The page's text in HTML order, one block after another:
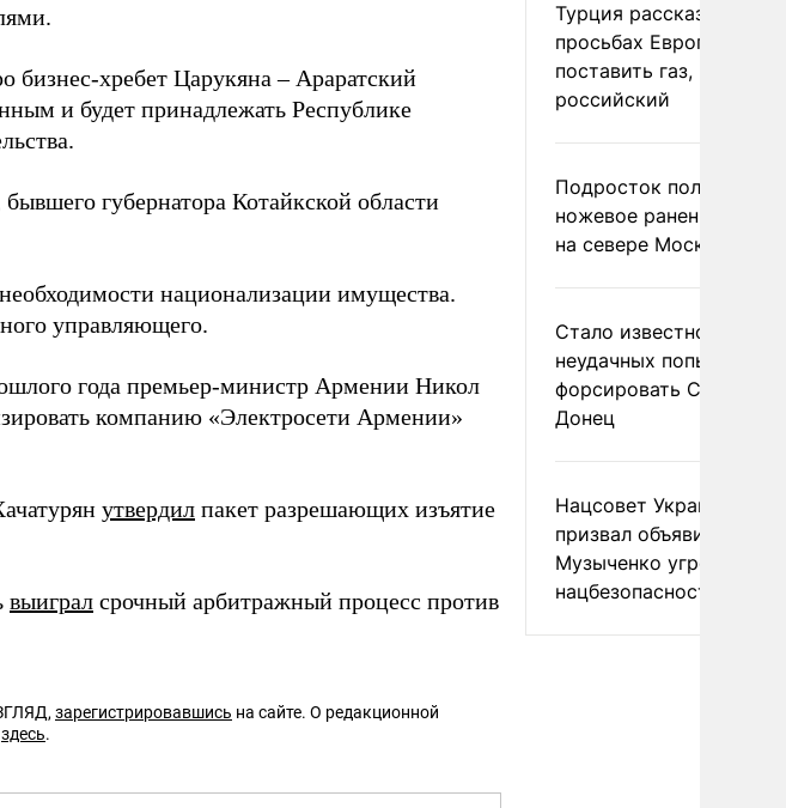
бизнес-хребет Царукяна – Араратский
и будет принадлежать Республике
губернатора Котайкской области
национализации имущества.
управляющего.
года премьер-министр Армении Никол
компанию «Электросети Армении»
утвердил пакет разрешающих изъятие
выиграл срочный арбитражный процесс против
зарегистрировавшись на сайте. О редакционной
здесь.
Турция рассказала о
просьбах Европы
поставить газ, но не
российский
Подросток получил
ножевое ранение в
на севере Москвы
Стало известно о
неудачных попытках
форсировать
Донец
Нацсовет Украины по
призвал объявить
Музыченко угрозой
нацбезопасности